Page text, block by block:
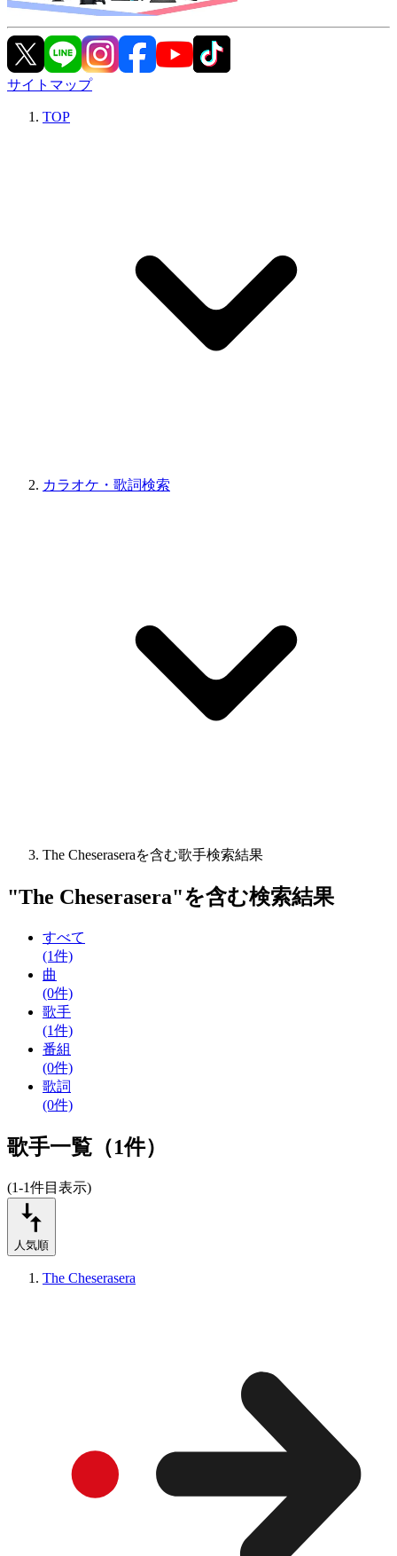
サイトマップ
TOP
カラオケ・歌詞検索
The Cheseraseraを含む歌手検索結果
"The Cheserasera"を含む検索結果
すべて
(1件)
曲
(0件)
歌手
(1件)
番組
(0件)
歌詞
(0件)
歌手一覧（1件）
(1-1件目表示)
人気順
The Cheserasera